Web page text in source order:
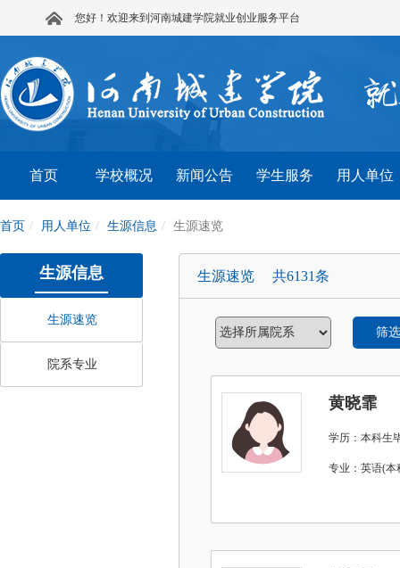
您好！欢迎来到河南城建学院就业创业服务平台
首页 学校概况 新闻公告 学生服务 用人单位
首页 用人单位 生源信息 生源速览
生源信息
生源速览
院系专业
生源速览 共6131条
筛选
黄晓霏
学历：本科生
专业：英语(本